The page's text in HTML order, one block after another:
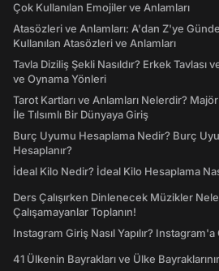
Çok Kullanılan Emojiler ve Anlamları
Atasözleri ve Anlamları: A'dan Z'ye
Kullanılan Atasözleri ve Anlamları
Tavla Diziliş Şekli Nasıldır? Erkek Tavlası
ve Oynama Yönleri
Tarot Kartları ve Anlamları Nelerdir?
İle Tılsımlı Bir Dünyaya Giriş
Burç Uyumu Hesaplama Nedir? Burç
Hesaplanır?
İdeal Kilo Nedir? İdeal Kilo Hesaplama
Ders Çalışırken Dinlenecek Müzikler
Çalışamayanlar Toplanın!
Instagram Giriş Nasıl Yapılır?
41 Ülkenin Bayrakları ve Ülke